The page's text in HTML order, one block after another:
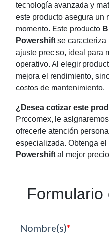
tecnología avanzada y
este producto asegura un
momento. Este producto
Powershift se caracteriza
ajuste preciso, ideal para
operativo. Al elegir
mejora el rendimiento,
costos de mantenimiento.
¿Desea cotizar este
Procomex, le
ofrecerle atención
especializada. Obtenga el
Powershift al mejor
Formulario